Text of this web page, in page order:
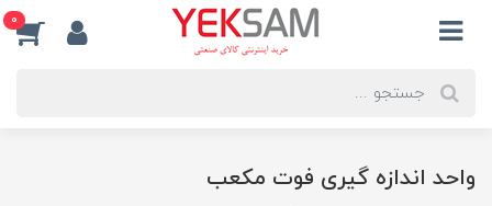
0
واحد اندازه گیری فوت مکعب